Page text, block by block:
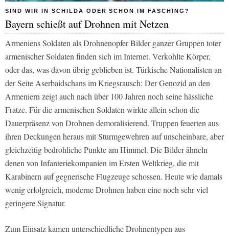
SIND WIR IN SCHILDA ODER SCHON IM FASCHING?
Bayern schießt auf Drohnen mit Netzen
Armeniens Soldaten als Drohnenopfer Bilder ganzer Gruppen toter
armenischer Soldaten finden sich im Internet. Verkohlte Körper,
oder das, was davon übrig geblieben ist. Türkische Nationalisten an
der Seite Aserbaidschans im Kriegsrausch: Der Genozid an den
Armeniern zeigt auch nach über 100 Jahren noch seine hässliche
Fratze. Für die armenischen Soldaten wirkte allein schon die
Dauerpräsenz von Drohnen demoralisierend. Truppen feuerten aus
ihren Deckungen heraus mit Sturmgewehren auf unscheinbare, aber
gleichzeitig bedrohliche Punkte am Himmel. Die Bilder ähneln
denen von Infanteriekompanien im Ersten Weltkrieg, die mit
Karabinern auf gegnerische Flugzeuge schossen. Heute wie damals
wenig erfolgreich, moderne Drohnen haben eine noch sehr viel
geringere Signatur.
Zum Einsatz kamen unterschiedliche Drohnentypen aus